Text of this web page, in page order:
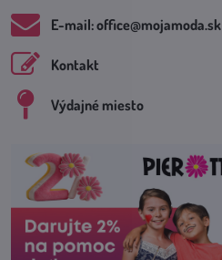
E-mail: office​@mojamoda​.sk
Kontakt
Výdajné miesto